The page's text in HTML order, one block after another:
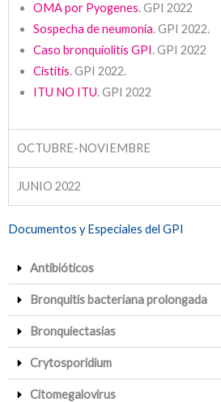
OMA por Pyogenes. GPI 2022
Sospecha de neumonía. GPI 2022.
Caso bronquiolitis GPI. GPI 2022
Cistitis. GPI 2022.
ITU NO ITU. GPI 2022
OCTUBRE-NOVIEMBRE
JUNIO 2022
Documentos y Especiales del GPI
Antibióticos
Bronquitis bacteriana prolongada
Bronquiectasias
Crytosporidium
Citomegalovirus